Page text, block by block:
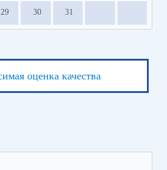
29 30 31
оценка качества